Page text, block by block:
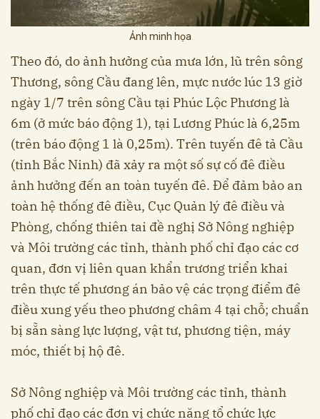
Ảnh minh họa
Theo đó, do ảnh hưởng của mưa lớn, lũ trên sông
Thương, sông Cầu đang lên, mực nước lúc 13 giờ
ngày 1/7 trên sông Cầu tại Phúc Lộc Phương là
6m (ở mức báo động 1), tại Lương Phúc là 6,25m
(trên báo động 1 là 0,25m). Trên tuyến đê tả Cầu
(tỉnh Bắc Ninh) đã xảy ra một số sự cố đê điều
ảnh hưởng đến an toàn tuyến đê. Để đảm bảo an
toàn hệ thống đê điều, Cục Quản lý đê điều và
Phòng, chống thiên tai đề nghị Sở Nông nghiệp
và Môi trường các tỉnh, thành phố chỉ đạo các cơ
quan, đơn vị liên quan khẩn trương triển khai
trên thực tế phương án bảo vệ các trọng điểm đê
điều xung yếu theo phương châm 4 tại chỗ; chuẩn
bị sẵn sàng lực lượng, vật tư, phương tiện, máy
móc, thiết bị hộ đê.
Sở Nông nghiệp và Môi trường các tỉnh, thành
phố chỉ đạo các đơn vị chức năng tổ chức lực